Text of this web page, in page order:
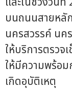
บนถนนสายหลั
นครสวรรค์ นค
ให้บริการตรว
ให้มีความพร้อม
เกิดอุบัติเหตุ